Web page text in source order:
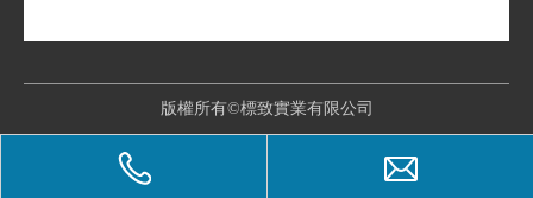
版權所有©標致實業有限公司